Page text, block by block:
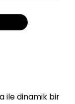
ile dinamik bir